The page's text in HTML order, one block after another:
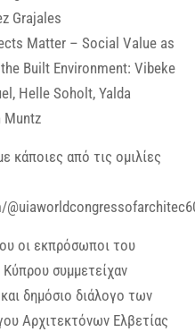
Grajales
Matter – Social Value as
Built Environment: Vibeke
Helle Soholt, Yalda
Muntz
κάποιες από τις ομιλίες
οι εκπρόσωποι του
συμμετείχαν
δημόσιο διάλογο των
Αρχιτεκτόνων Ελβετίας